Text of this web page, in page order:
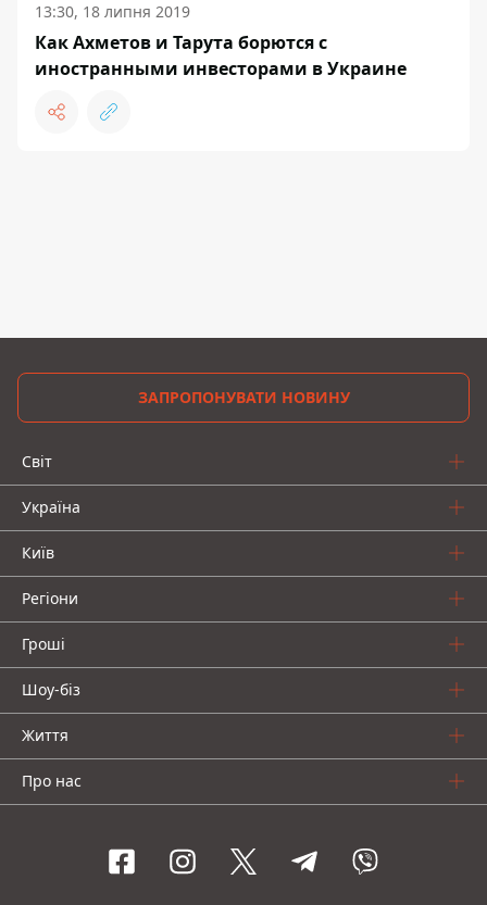
13:30, 18 липня 2019
Как Ахметов и Тарута борются с
иностранными инвесторами в Украине
ЗАПРОПОНУВАТИ НОВИНУ
Світ
Україна
Київ
Регіони
Гроші
Шоу-біз
Життя
Про нас